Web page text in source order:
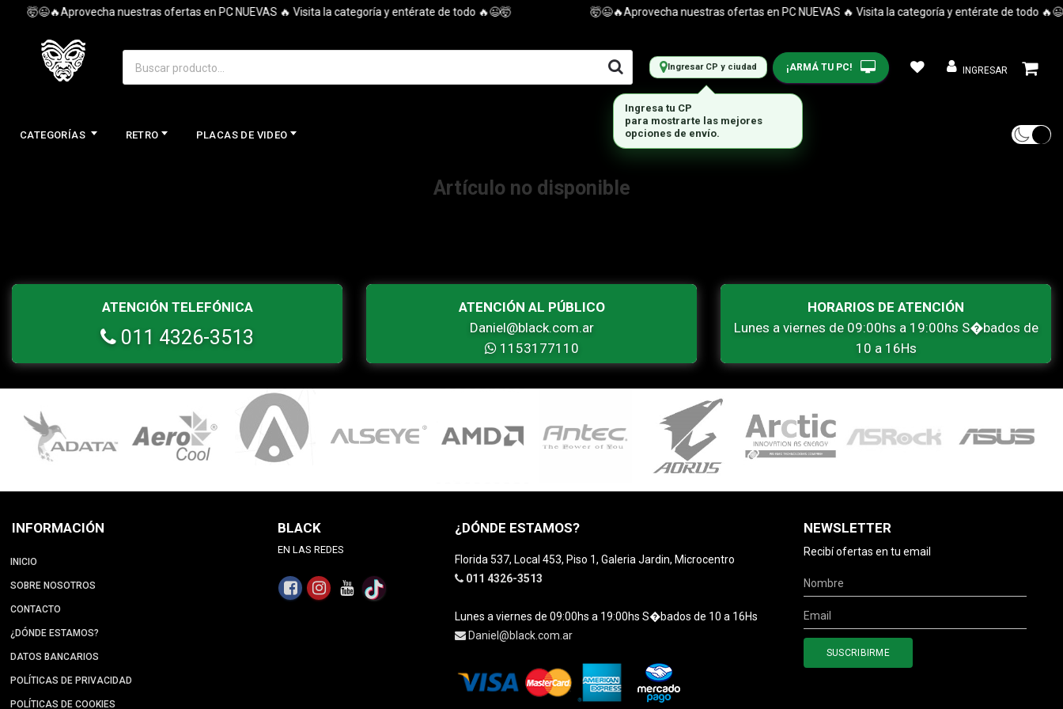
🤯😉🔥Aprovecha nuestras ofertas en PC NUEVAS 🔥 Visita la categoría y entérate de todo 🔥😉🤯 🤯😉🔥Aprovecha nuestras ofertas en PC NUEVAS 🔥 Visita la categoría y entérate de todo
Ingresar CP y ciudad ¡ARMÁ TU PC! INGRESAR
CATEGORÍAS RETRO PLACAS DE VIDEO
Artículo no disponible
ATENCIÓN TELEFÓNICA
011 4326-3513
ATENCIÓN AL PÚBLICO
Daniel@black.com.ar
1153177110
HORARIOS DE ATENCIÓN
Lunes a viernes de 09:00hs a 19:00hs S�bados de
10 a 16Hs
INFORMACIÓN
INICIO
SOBRE NOSOTROS
CONTACTO
¿DÓNDE ESTAMOS?
DATOS BANCARIOS
POLÍTICAS DE PRIVACIDAD
POLÍTICAS DE COOKIES
BLACK
EN LAS REDES
¿DÓNDE ESTAMOS?
Florida 537, Local 453, Piso 1, Galeria Jardin, Microcentro
011 4326-3513
Lunes a viernes de 09:00hs a 19:00hs S�bados de 10 a 16Hs
Daniel@black.com.ar
NEWSLETTER
Recibí ofertas en tu email
Ingresa tu CP
para mostrarte las mejores
opciones de envío.